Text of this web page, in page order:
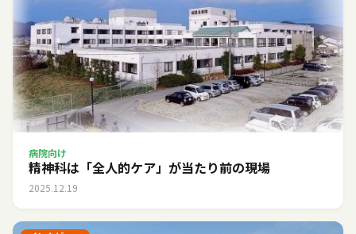
病院向け
精神科は「全人的ケア」が当たり前の現場
2025.12.19